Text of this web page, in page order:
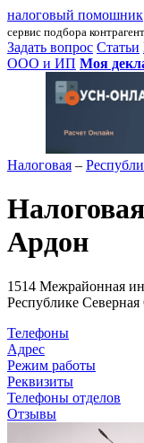
налоговый помошник
сервис подбора
Задать вопрос Статьи
ООО и ИП Моя
Налоговая –
Ардон
1514 Межрайонная
Республике
Телефоны
Адрес
Режим работы
Реквизиты
Телефоны отделов
Отзывы